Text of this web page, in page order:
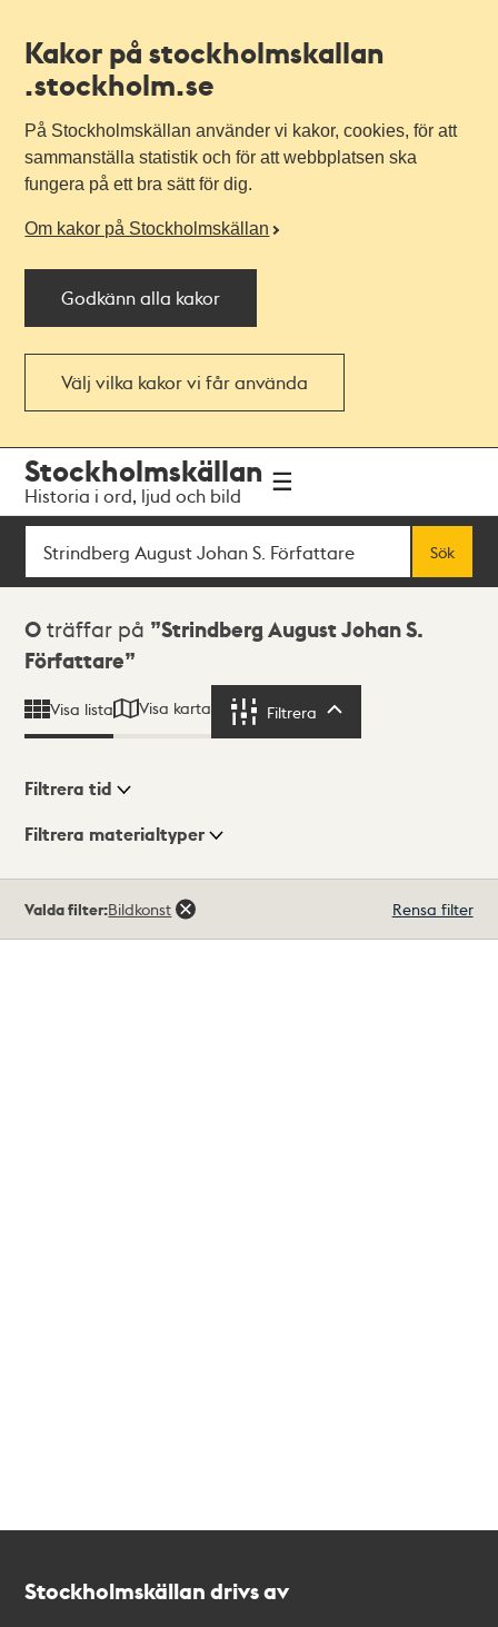
Kakor på stockholmskallan
.stockholm.se
På Stockholmskällan använder vi kakor, cookies, för att
sammanställa statistik och för att webbplatsen ska
fungera på ett bra sätt för dig.
Om kakor på Stockholmskällan
Godkänn alla kakor
Välj vilka kakor vi får använda
navigationen
huvudinnehållet
Stockholmskällan
Historia i ord, ljud och bild
Sök
Sök
Sökresultat
0 träffar på
Strindberg August Johan S.
Författare
Visa lista Visa karta Filtrera
Visningsläge
Filtrera tid
Filtrera materialtyper
träffar
Valda filter:Bildkonst Rensa filter
Stockholmskällan drivs av